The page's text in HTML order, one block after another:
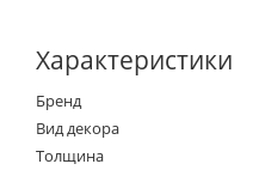
Характеристики
Бренд
Вид декора
Толщина